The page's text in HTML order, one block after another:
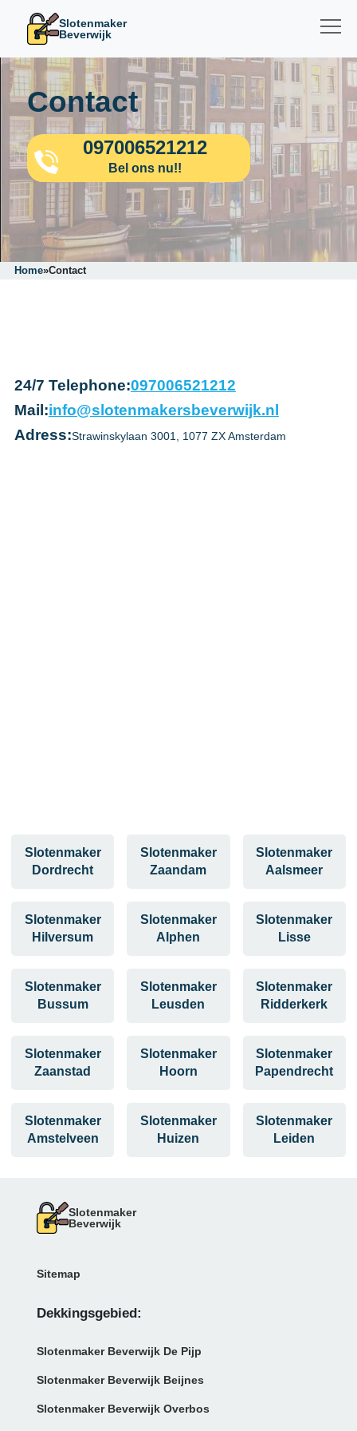
Slotenmaker
Beverwijk
Contact
097006521212
Bel ons nu!!
Home»Contact
24/7 Telephone:097006521212
Mail:info@slotenmakersbeverwijk.nl
Adress:Strawinskylaan 3001, 1077 ZX Amsterdam
Slotenmaker
Dordrecht
Slotenmaker
Zaandam
Slotenmaker
Aalsmeer
Slotenmaker
Hilversum
Slotenmaker
Alphen
Slotenmaker
Lisse
Slotenmaker
Bussum
Slotenmaker
Leusden
Slotenmaker
Ridderkerk
Slotenmaker
Zaanstad
Slotenmaker
Hoorn
Slotenmaker
Papendrecht
Slotenmaker
Amstelveen
Slotenmaker
Huizen
Slotenmaker
Leiden
Slotenmaker
Beverwijk
Sitemap
Dekkingsgebied:
Slotenmaker Beverwijk De Pijp
Slotenmaker Beverwijk Beijnes
Slotenmaker Beverwijk Overbos